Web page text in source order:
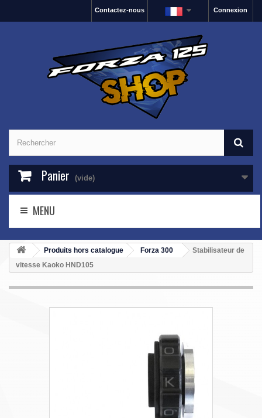
Connexion
Contactez-nous
Panier (vide)
MENU
Produits hors catalogue Forza 300
Stabilisateur de
vitesse Kaoko HND105